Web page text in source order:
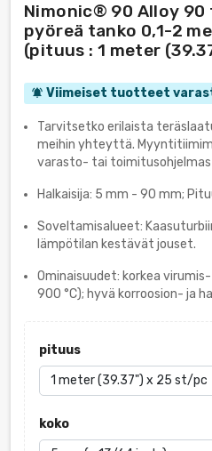
Nimonic® 90 Alloy 90
pyöreä tanko 0,1-2
(pituus : 1 meter
notifications_active Viimeiset tuotteet
Tarvitsetko erilaista
meihin yhteyttä.
varasto- tai
Halkaisija: 5 mm - 90 mm;
Soveltamisalueet:
lämpötilan kestävät jouset.
Ominaisuudet: korkea
900 °C); hyvä korroosion- ja
pituus
koko